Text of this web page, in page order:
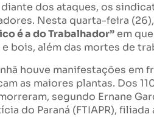
dos ataques, os
Nesta quarta-feira
é a do Trabalhador” em
e bois, além das mortes de
houve manifestações
as maiores plantas. Dos
segundo Ernane
do Paraná (FTIAPR), filiada